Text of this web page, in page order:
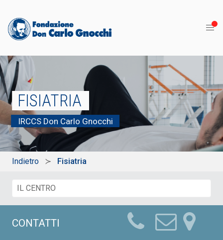
FISIATRIA
IRCCS Don Carlo Gnocchi
Indietro Fisiatria
CONTATTI